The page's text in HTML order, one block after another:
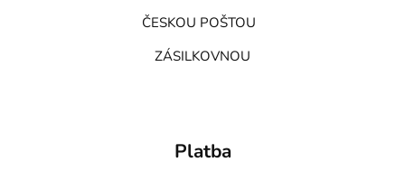
ČESKOU POŠTOU
ZÁSILKOVNOU
Platba